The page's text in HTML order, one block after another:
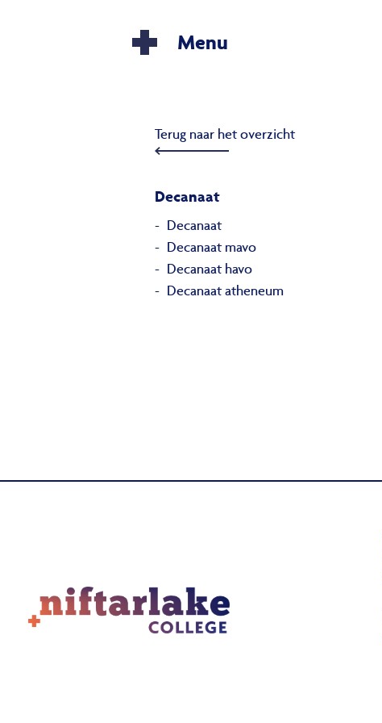
Menu
Terug naar het overzicht
Decanaat
Decanaat
Decanaat mavo
Decanaat havo
Decanaat atheneum